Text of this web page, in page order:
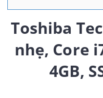
Toshiba
nhẹ, Core
4GB,